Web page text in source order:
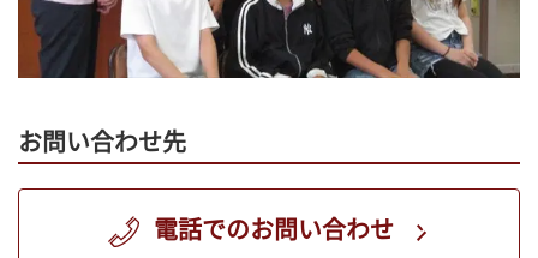
お問い合わせ先
電話でのお問い合わせ